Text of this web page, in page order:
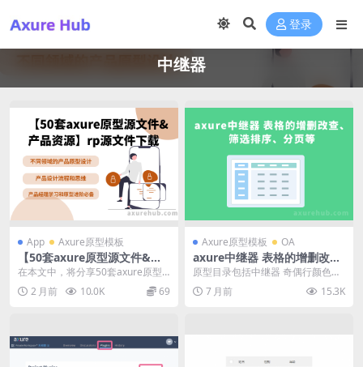
登录
中继器
App Axure原型模板
【50套axure原型源文件&产
品资源】rp源文件下载
在本文中，将分享50套axure原型
源文件&产品资源，以帮助您进一
步学习...
2 月前 10.0K 69
Axure原型模板 OA
axure中继器 表格的增删改
查、筛选排序、分页等-免费下
载
原型目录包括中继器 奇偶行颜色不
一样 悬停高亮显示 分页 筛选与排
序 表格的增删...
7 月前 15.3K